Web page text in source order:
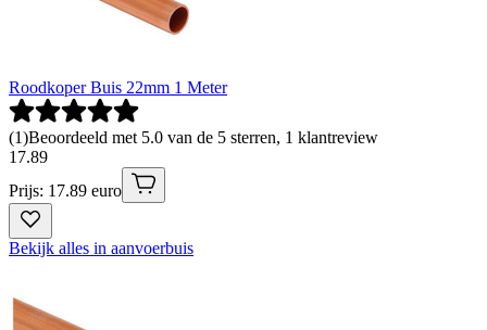
Roodkoper Buis 22mm 1 Meter
(1)Beoordeeld met 5.0 van de 5 sterren, 1 klantreview
17.89
Prijs: 17.89 euro
Bekijk alles in aanvoerbuis